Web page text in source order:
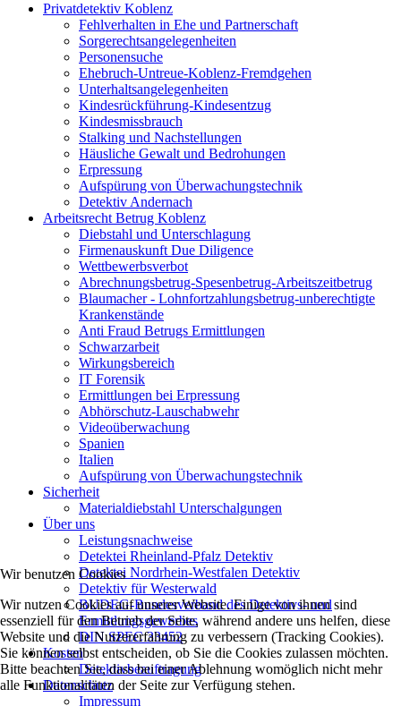
Privatdetektiv Koblenz
Fehlverhalten in Ehe und Partnerschaft
Sorgerechtsangelegenheiten
Personensuche
Ehebruch-Untreue-Koblenz-Fremdgehen
Unterhaltsangelegenheiten
Kindesrückführung-Kindesentzug
Kindesmissbrauch
Stalking und Nachstellungen
Häusliche Gewalt und Bedrohungen
Erpressung
Aufspürung von Überwachungstechnik
Detektiv Andernach
Arbeitsrecht Betrug Koblenz
Diebstahl und Unterschlagung
Firmenauskunft Due Diligence
Wettbewerbsverbot
Abrechnungsbetrug-Spesenbetrug-Arbeitszeitbetrug
Blaumacher - Lohnfortzahlungsbetrug-unberechtigte
Krankenstände
Anti Fraud Betrugs Ermittlungen
Schwarzarbeit
Wirkungsbereich
IT Forensik
Ermittlungen bei Erpressung
Abhörschutz-Lauschabwehr
Videoüberwachung
Spanien
Italien
Aufspürung von Überwachungstechnik
Sicherheit
Materialdiebstahl Unterschalgungen
Über uns
Leistungsnachweise
Detektei Rheinland-Pfalz Detektiv
Detektei Nordrhein-Westfalen Detektiv
Detektiv für Westerwald
BUDEG-Bundesverband des Detektivs- und
Ermittlungsgewerbes
DIN SPEC 33452
Kosten
Detektivbeauftragung
Datenschutz
Impressum
Wir benutzen Cookies
Wir nutzen Cookies auf unserer Website. Einige von ihnen sind
essenziell für den Betrieb der Seite, während andere uns helfen, diese
Website und die Nutzererfahrung zu verbessern (Tracking Cookies).
Sie können selbst entscheiden, ob Sie die Cookies zulassen möchten.
Bitte beachten Sie, dass bei einer Ablehnung womöglich nicht mehr
alle Funktionalitäten der Seite zur Verfügung stehen.